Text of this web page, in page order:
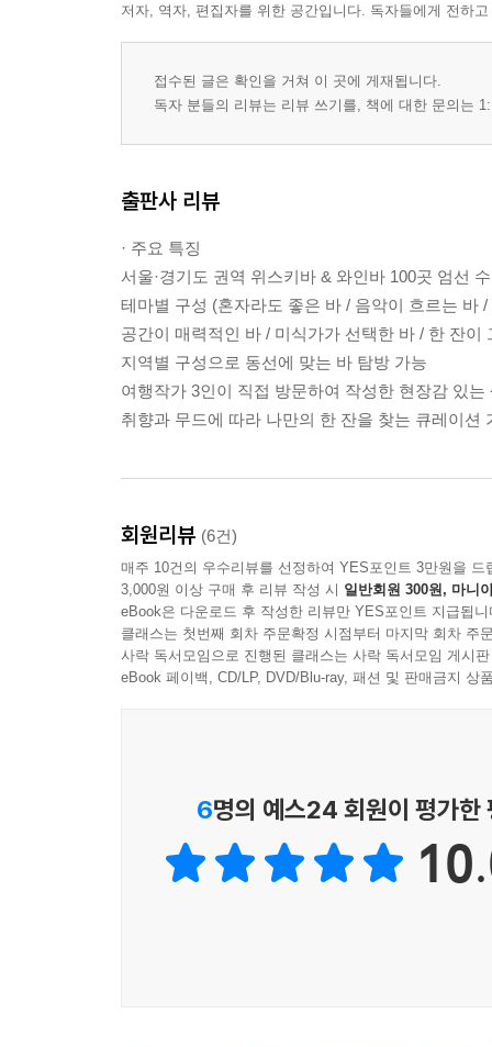
저자, 역자, 편집자를 위한 공간입니다. 독자들에게 전하
접수된 글은 확인을 거쳐 이 곳에 게재됩니다.
독자 분들의 리뷰는 리뷰 쓰기를, 책에 대한 문의는
출판사 리뷰
· 주요 특징
서울·경기도 권역 위스키바 & 와인바 100곳 엄선
테마별 구성 (혼자라도 좋은 바 / 음악이 흐르는 바
공간이 매력적인 바 / 미식가가 선택한 바 / 한 잔이
지역별 구성으로 동선에 맞는 바 탐방 가능
여행작가 3인이 직접 방문하여 작성한 현장감 있는
취향과 무드에 따라 나만의 한 잔을 찾는 큐레이션
회원리뷰 (6건)
매주 10건의 우수리뷰를 선정하여 YES포인트 3만원을 드
3,000원 이상 구매 후 리뷰 작성 시 일반회원 300원, 마니
eBook은 다운로드 후 작성한 리뷰만 YES포인트 지급됩니
클래스는 첫번째 회차 주문확정 시점부터 마지막 회차 주
사락 독서모임으로 진행된 클래스는 사락 독서모임 게시
eBook 페이백, CD/LP, DVD/Blu-ray, 패션 및 판매금지 상
6명의 예스24 회원이 평가한